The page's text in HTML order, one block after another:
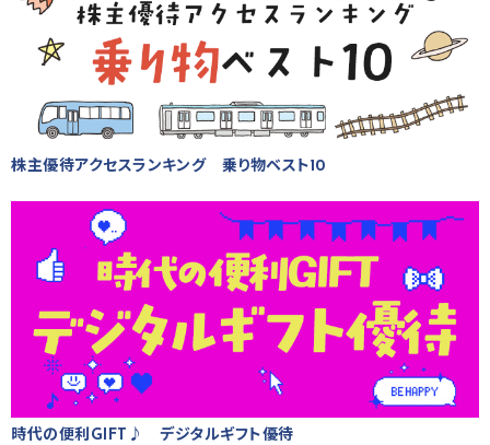
株主優待アクセスランキング 乗り物ベスト10
時代の便利GIFT♪ デジタルギフト優待